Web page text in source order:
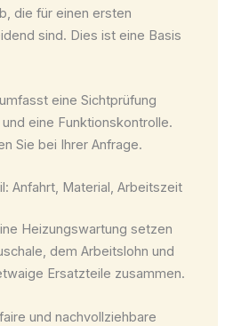
die für einen ersten
sind. Dies ist eine Basis
eine Sichtprüfung
eine Funktionskontrolle.
Sie bei Ihrer Anfrage.
Anfahrt, Material, Arbeitszeit
Heizungswartung setzen
dem Arbeitslohn und
Ersatzteile zusammen.
und nachvollziehbare